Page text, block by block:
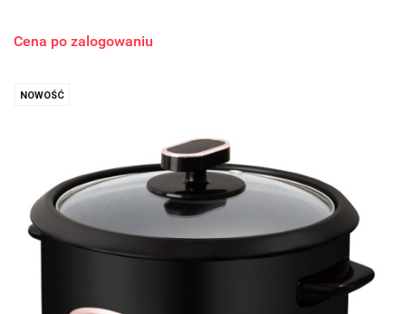
Cena po zalogowaniu
NOWOŚĆ